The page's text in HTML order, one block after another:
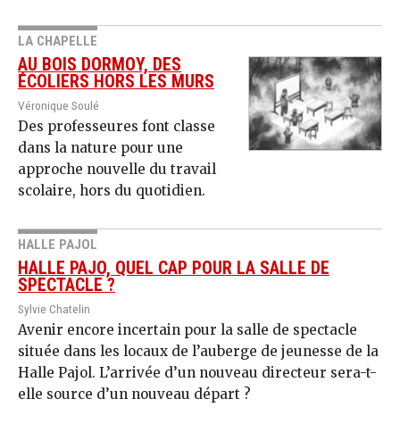
LA CHAPELLE
AU BOIS DORMOY, DES
ÉCOLIERS HORS LES MURS
Véronique Soulé
Des professeures font classe
dans la nature pour une
approche nouvelle du travail
scolaire, hors du quotidien.
HALLE PAJOL
HALLE PAJO, QUEL CAP POUR LA SALLE DE
SPECTACLE ?
Sylvie Chatelin
Avenir encore incertain pour la salle de spectacle
située dans les locaux de l’auberge de jeunesse de la
Halle Pajol. L’arrivée d’un nouveau directeur sera-t-
elle source d’un nouveau départ ?